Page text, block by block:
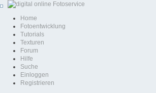
Home
Fotoentwicklung
Tutorials
Texturen
Forum
Hilfe
Suche
Einloggen
Registrieren